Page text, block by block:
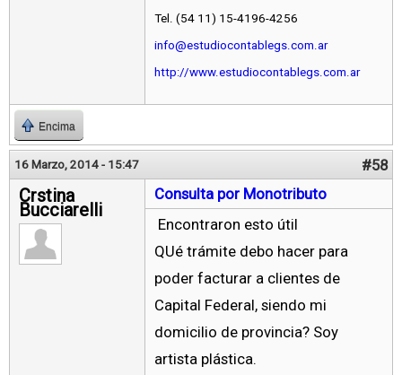
Tel. (54 11) 15-4196-4256
info@estudiocontablegs.com.ar
http://www.estudiocontablegs.com.ar
Encima
16 Marzo, 2014 - 15:47 #58
Crstina
Bucciarelli
Consulta por Monotributo
Encontraron esto útil
QUé trámite debo hacer para
poder facturar a clientes de
Capital Federal, siendo mi
domicilio de provincia? Soy
artista plástica.